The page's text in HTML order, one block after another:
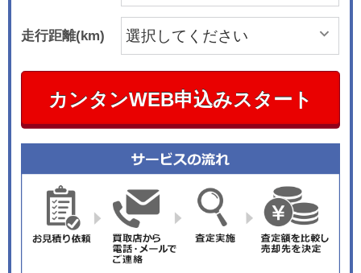
走行距離(km)
カンタンWEB申込みスタート